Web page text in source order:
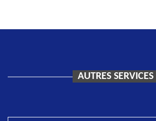
AUTRES SERVICES